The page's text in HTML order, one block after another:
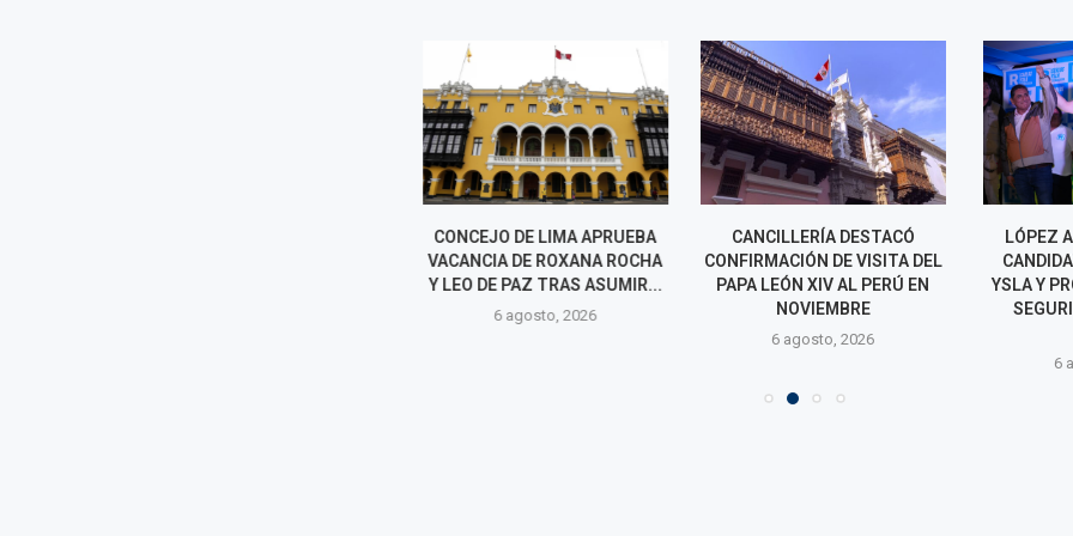
CONCEJO DE LIMA APRUEBA
VACANCIA DE ROXANA ROCHA
Y LEO DE PAZ TRAS ASUMIR...
6 agosto, 2026
CANCILLERÍA DESTACÓ
CONFIRMACIÓN DE VISITA DEL
PAPA LEÓN XIV AL PERÚ EN
NOVIEMBRE
6 agosto, 2026
LÓPEZ
YSLA Y
6